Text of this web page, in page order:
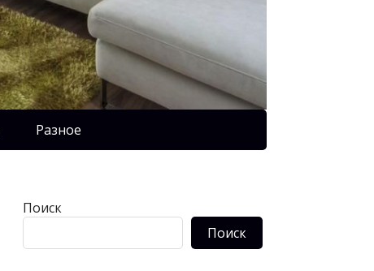
Разное
Поиск
Поиск